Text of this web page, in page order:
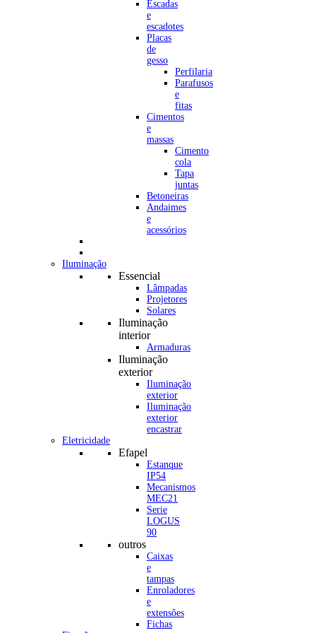
Escadas
e
escadotes
Placas
de
gesso
Perfilaria
Parafusos
e
fitas
Cimentos
e
massas
Cimento
cola
Tapa
juntas
Betoneiras
Andaimes
e
acessórios
Iluminação
Essencial
Lâmpadas
Projetores
Solares
Iluminação
interior
Armaduras
Iluminação
exterior
Iluminação
exterior
Iluminação
exterior
encastrar
Eletricidade
Efapel
Estanque
IP54
Mecanismos
MEC21
Serie
LOGUS
90
outros
Caixas
e
tampas
Enroladores
e
extensões
Fichas